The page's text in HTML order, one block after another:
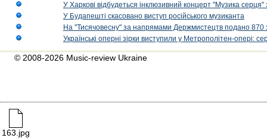
У Харкові відбудеться інклюзивний концерт "Музика
У Будапешті скасовано виступ російського музиканта
На "Тисячовесну" за напрямами Держмистецтв подано 870
Українські оперні зірки виступили у Метрополітен-опері:
© 2008-2026 Music-review Ukraine
163.jpg